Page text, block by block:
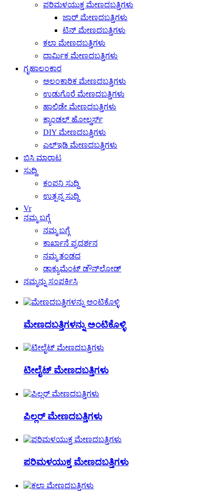
ಪರಿಮಳಯುಕ್ತ ಮೇಣದಬತ್ತಿಗಳು
ಜಾರ್ ಮೇಣದಬತ್ತಿಗಳು
ಟಿನ್ ಮೇಣದಬತ್ತಿಗಳು
ಕಲಾ ಮೇಣದಬತ್ತಿಗಳು
ಧಾರ್ಮಿಕ ಮೇಣದಬತ್ತಿಗಳು
ಗೃಹಾಲಂಕಾರ
ಅಲಂಕಾರಿಕ ಮೇಣದಬತ್ತಿಗಳು
ಉಡುಗೊರೆ ಮೇಣದಬತ್ತಿಗಳು
ಹಾಲಿಡೇ ಮೇಣದಬತ್ತಿಗಳು
ಕ್ಯಾಂಡಲ್ ಹೋಲ್ಡರ್ಸ್
DIY ಮೇಣದಬತ್ತಿಗಳು
ಎಲ್ಇಡಿ ಮೇಣದಬತ್ತಿಗಳು
ಬಿಸಿ ಮಾರಾಟ
ಸುದ್ದಿ
ಕಂಪನಿ ಸುದ್ದಿ
ಉತ್ಪನ್ನ ಸುದ್ದಿ
Vr
ನಮ್ಮ ಬಗ್ಗೆ
ನಮ್ಮ ಬಗ್ಗೆ
ಕಾರ್ಖಾನೆ ಪ್ರದರ್ಶನ
ನಮ್ಮ ತಂಡದ
ಡಾಕ್ಯುಮೆಂಟ್ ಡೌನ್‌ಲೋಡ್
ನಮ್ಮನ್ನು ಸಂಪರ್ಕಿಸಿ
ಮೇಣದಬತ್ತಿಗಳನ್ನು ಅಂಟಿಕೊಳ್ಳಿ
ಟೀಲೈಟ್ ಮೇಣದಬತ್ತಿಗಳು
ಪಿಲ್ಲರ್ ಮೇಣದಬತ್ತಿಗಳು
ಪರಿಮಳಯುಕ್ತ ಮೇಣದಬತ್ತಿಗಳು